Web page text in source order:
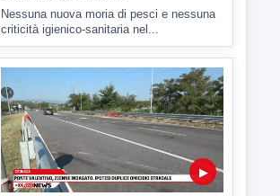
7 AGOSTO 2026 ATTUALITÀ
Miasmi e Calore, l'ASL parla
attraverso il Comune
Nessuna nuova moria di pesci e nessuna
criticità igienico-sanitaria nel...